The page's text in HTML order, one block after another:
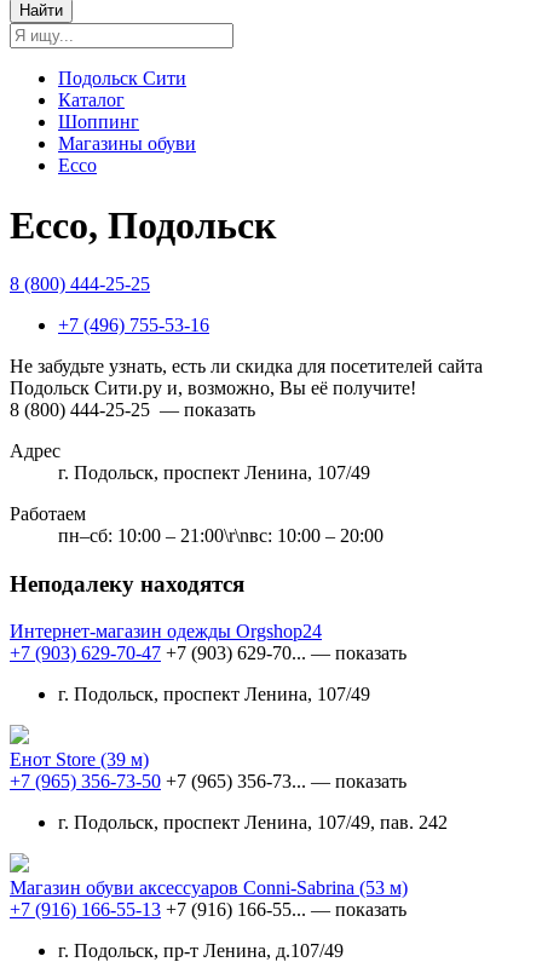
Найти
Подольск Сити
Каталог
Шоппинг
Магазины обуви
Ecco
Ecco, Подольск
8 (800) 444-25-25
+7 (496) 755-53-16
Не забудьте узнать, есть ли скидка для посетителей сайта
Подольск Сити.ру и, возможно, Вы её получите!
8 (800) 444-25-25 — показать
Адрес
г. Подольск, проспект Ленина, 107/49
Работаем
пн–сб: 10:00 – 21:00\r\nвс: 10:00 – 20:00
Неподалеку находятся
Интернет-магазин одежды Оrgshop24
+7 (903) 629-70-47 +7 (903) 629-70... — показать
г. Подольск, проспект Ленина, 107/49
Енот Store (39 м)
+7 (965) 356-73-50 +7 (965) 356-73... — показать
г. Подольск, проспект Ленина, 107/49, пав. 242
Магазин обуви аксессуаров Conni-Sabrina (53 м)
+7 (916) 166-55-13 +7 (916) 166-55... — показать
г. Подольск, пр-т Ленина, д.107/49